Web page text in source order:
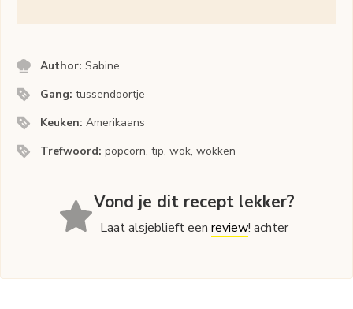
Author:Sabine
Gang:tussendoortje
Keuken:Amerikaans
Trefwoord:popcorn, tip, wok, wokken
Vond je dit recept lekker?
Laat alsjeblieft eenreview! achter